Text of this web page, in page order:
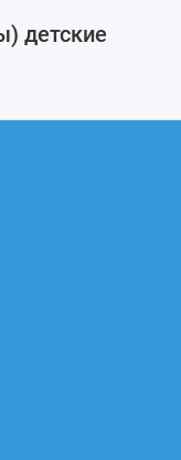
детские